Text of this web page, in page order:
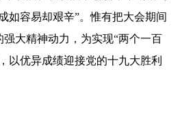
如容易却艰辛”。惟有把大会期间
大精神动力，为实现“两个一百
以优异成绩迎接党的十九大胜利